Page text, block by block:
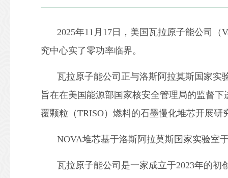
2025年11月17日，美国瓦拉原子能公司
究中心实了零功率临界。
瓦拉原子能公司正与洛斯阿拉莫斯国家实
旨在在美国能源部国家核安全管理局的监督
覆颗粒（TRISO）燃料的石墨慢化堆芯开展研
NOVA堆芯基于洛斯阿拉莫斯国家实验室
瓦拉原子能公司是一家成立于2023年的